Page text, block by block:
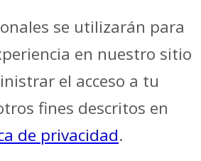
se utilizarán para
en nuestro sitio
el acceso a tu
fines descritos en
de privacidad.